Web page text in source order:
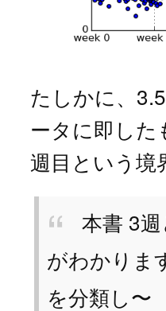
たしかに、
ータに即し
週目という境
本書 3
がわかりま
を分類し〜